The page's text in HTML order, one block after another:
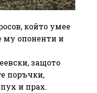
който умее
му опоненти и
защото
поръчки,
и прах.